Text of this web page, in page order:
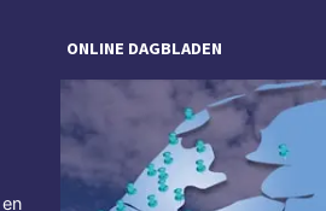
ONLINE DAGBLADEN